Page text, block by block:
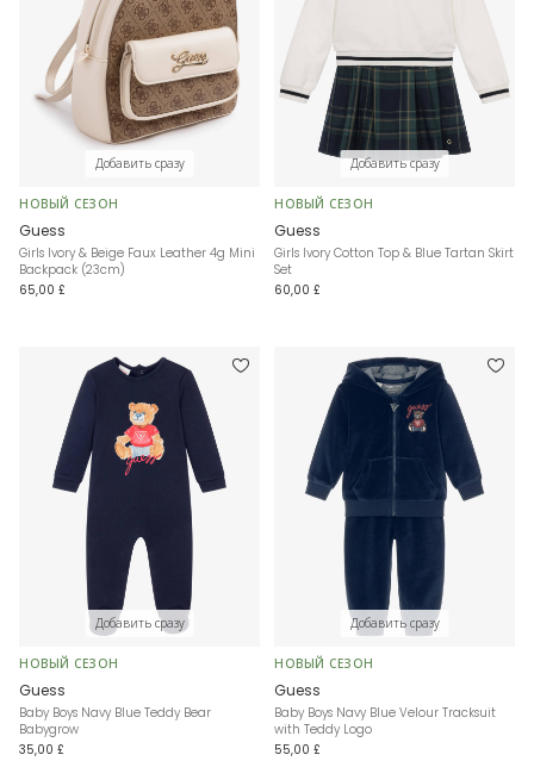
Добавить сразу
НОВЫЙ СЕЗОН
Guess
Girls Ivory & Beige Faux Leather 4g Mini
Backpack (23cm)
65,00 £
Добавить сразу
НОВЫЙ СЕЗОН
Guess
Girls Ivory Cotton Top & Blue Tartan Skirt
Set
60,00 £
Добавить сразу
НОВЫЙ СЕЗОН
Guess
Baby Boys Navy Blue Teddy Bear
Babygrow
35,00 £
Добавить сразу
НОВЫЙ СЕЗОН
Guess
Baby Boys Navy Blue Velour Tracksuit
with Teddy Logo
55,00 £